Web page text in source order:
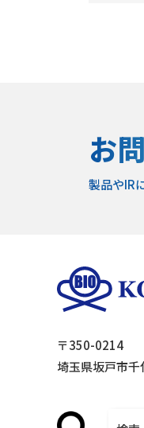
お
製品やIR
〒350-0214
埼玉県坂戸市